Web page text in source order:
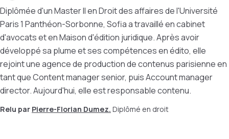
Diplômée d'un Master II en Droit des affaires de l'Université
Paris 1 Panthéon-Sorbonne, Sofia a travaillé en cabinet
d'avocats et en Maison d'édition juridique. Après avoir
développé sa plume et ses compétences en édito, elle
rejoint une agence de production de contenus parisienne en
tant que Content manager senior, puis Account manager
director. Aujourd'hui, elle est responsable contenu.
Relu par Pierre-Florian Dumez. Diplômé en droit